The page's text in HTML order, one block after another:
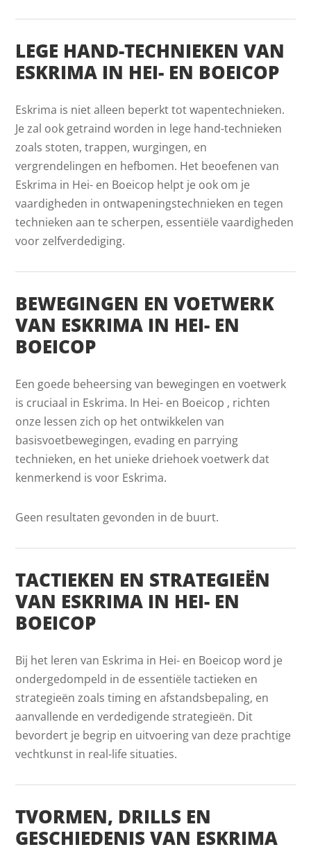
LEGE HAND-TECHNIEKEN VAN
ESKRIMA IN HEI- EN BOEICOP
Eskrima is niet alleen beperkt tot wapentechnieken.
Je zal ook getraind worden in lege hand-technieken
zoals stoten, trappen, wurgingen, en
vergrendelingen en hefbomen. Het beoefenen van
Eskrima in Hei- en Boeicop helpt je ook om je
vaardigheden in ontwapeningstechnieken en tegen
technieken aan te scherpen, essentiële vaardigheden
voor zelfverdediging.
BEWEGINGEN EN VOETWERK
VAN ESKRIMA IN HEI- EN
BOEICOP
Een goede beheersing van bewegingen en voetwerk
is cruciaal in Eskrima. In Hei- en Boeicop , richten
onze lessen zich op het ontwikkelen van
basisvoetbewegingen, evading en parrying
technieken, en het unieke driehoek voetwerk dat
kenmerkend is voor Eskrima.
Geen resultaten gevonden in de buurt.
TACTIEKEN EN STRATEGIEËN
VAN ESKRIMA IN HEI- EN
BOEICOP
Bij het leren van Eskrima in Hei- en Boeicop word je
ondergedompeld in de essentiële tactieken en
strategieën zoals timing en afstandsbepaling, en
aanvallende en verdedigende strategieën. Dit
bevordert je begrip en uitvoering van deze prachtige
vechtkunst in real-life situaties.
TVORMEN, DRILLS EN
GESCHIEDENIS VAN ESKRIMA